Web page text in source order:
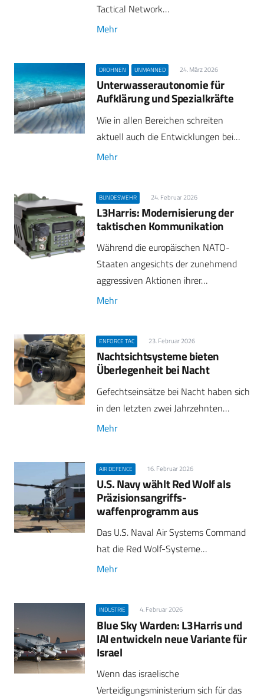
Tactical Network…
Mehr
DROHNEN UNMANNED 24. März 2026
Unterwasserautonomie für
Aufklärung und Spezialkräfte
Wie in allen Bereichen schreiten
aktuell auch die Entwicklungen bei…
Mehr
BUNDESWEHR 24. Februar 2026
L3Harris: Modernisierung der
taktischen Kommunikation
Während die europäischen NATO-
Staaten angesichts der zunehmend
aggressiven Aktionen ihrer…
Mehr
ENFORCE TAC 23. Februar 2026
Nachtsichtsysteme bieten
Überlegenheit bei Nacht
Gefechtseinsätze bei Nacht haben sich
in den letzten zwei Jahrzehnten…
Mehr
AIR DEFENCE 16. Februar 2026
U.S. Navy wählt Red Wolf als
Präzisionsangriffs-
waffenprogramm aus
Das U.S. Naval Air Systems Command
hat die Red Wolf-Systeme…
Mehr
INDUSTRIE 4. Februar 2026
Blue Sky Warden: L3Harris und
IAI entwickeln neue Variante für
Israel
Wenn das israelische
Verteidigungsministerium sich für das